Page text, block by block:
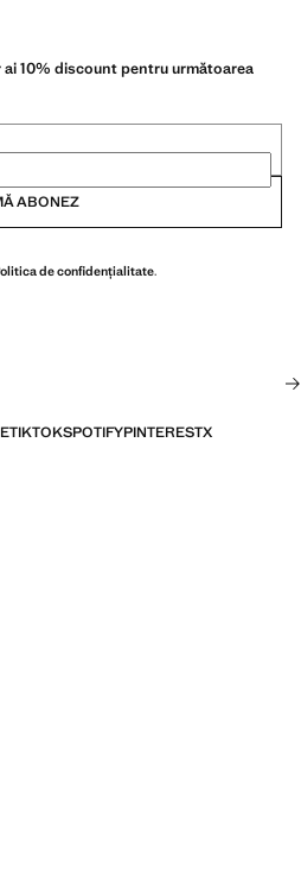
10% discount pentru următoarea
ABONEZ
de confidențialitate.
TIKTOKSPOTIFYPINTERESTX